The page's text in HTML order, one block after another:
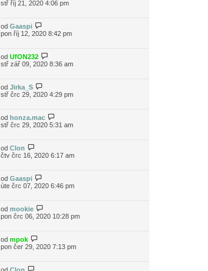
stř říj 21, 2020 4:06 pm
od Gaaspi
pon říj 12, 2020 8:42 pm
od UfON232
stř zář 09, 2020 8:36 am
od Jirka_S
stř črc 29, 2020 4:29 pm
od honza.mac
stř črc 29, 2020 5:31 am
od Clon
čtv črc 16, 2020 6:17 am
od Gaaspi
úte črc 07, 2020 6:46 pm
od mookie
pon črc 06, 2020 10:28 pm
od mpok
pon čer 29, 2020 7:13 pm